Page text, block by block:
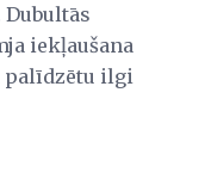
iekļaušana
ilgi